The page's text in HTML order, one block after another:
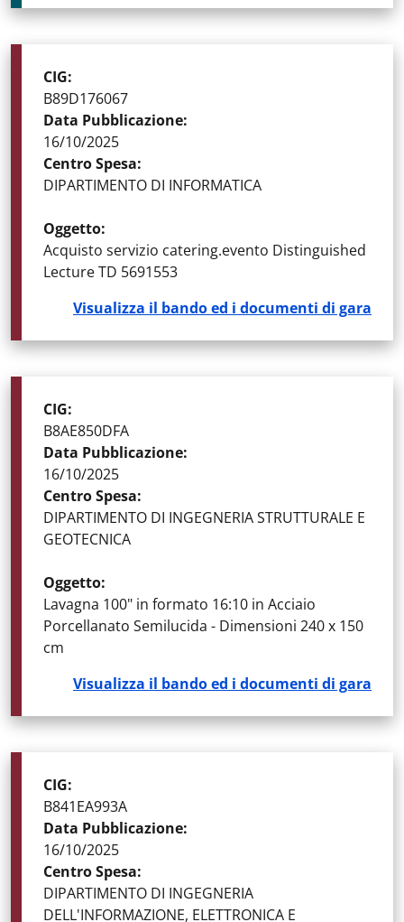
STATO DELLA GARA
CIG:
B89D176067
Data Pubblicazione:
16/10/2025
Centro Spesa:
DIPARTIMENTO DI INFORMATICA
Oggetto:
Acquisto servizio catering.evento Distinguished
Lecture TD 5691553
Visualizza il bando ed i documenti di gara
STATO DELLA GARA
CIG:
B8AE850DFA
Data Pubblicazione:
16/10/2025
Centro Spesa:
DIPARTIMENTO DI INGEGNERIA STRUTTURALE E
GEOTECNICA
Oggetto:
Lavagna 100" in formato 16:10 in Acciaio
Porcellanato Semilucida - Dimensioni 240 x 150
cm
Visualizza il bando ed i documenti di gara
STATO DELLA GARA
CIG:
B841EA993A
Data Pubblicazione:
16/10/2025
Centro Spesa:
DIPARTIMENTO DI INGEGNERIA
DELL'INFORMAZIONE, ELETTRONICA E